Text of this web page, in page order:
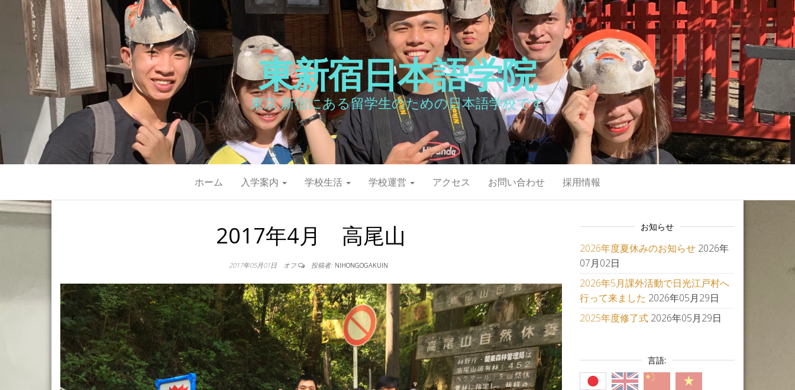
東新宿日本語学院
東京 新宿にある留学生のための日本語学校です
ホーム 入学案内 学校生活 学校運営 アクセス お問い合わせ 採用情報
2017年4月 高尾山
2017年05月01日 オフ 投稿者: NIHONGOGAKUIN
お知らせ
2026年度夏休みのお知らせ 2026年
07月02日
2026年5月課外活動で日光江戸村へ
行って来ました 2026年05月29日
2025年度修了式 2026年05月29日
言語: